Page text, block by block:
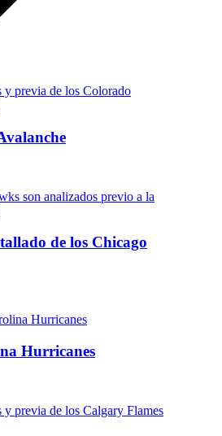
de los Chicago
Hurricanes